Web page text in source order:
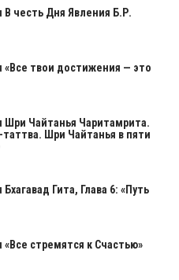
В честь Дня Явления Б.Р.
«Все твои достижения — это
Шри Чайтанья Чаритамрита.
Шри Чайтанья в пяти
Гита, Глава 6: «Путь
стремятся к Счастью»